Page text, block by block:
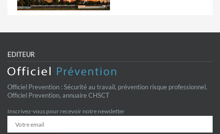
EDITEUR
Officiel Prevention : Sécurité au travail, prévention risque professionnel.
Officiel Prevention, annuaire CHSCT
Inscrivez-vous pour recevoir notre newsletter